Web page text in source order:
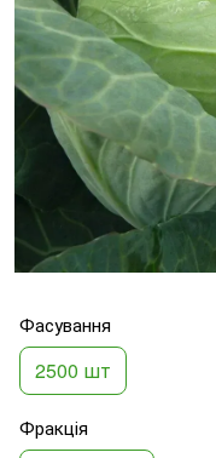
Фасування
2500 шт
Фракція